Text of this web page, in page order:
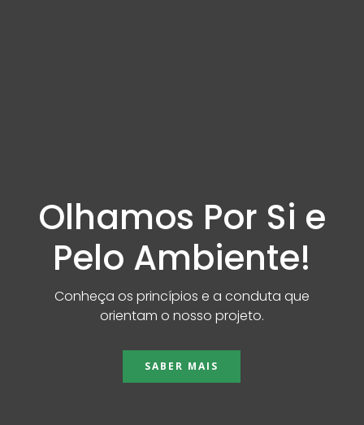
Olhamos Por Si e
Pelo Ambiente!
Conheça os princípios e a conduta que
orientam o nosso projeto.
SABER MAIS